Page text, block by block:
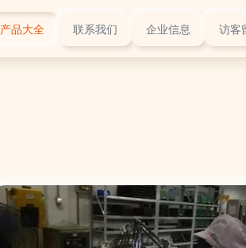
产品大全 联系我们 企业信息 访客